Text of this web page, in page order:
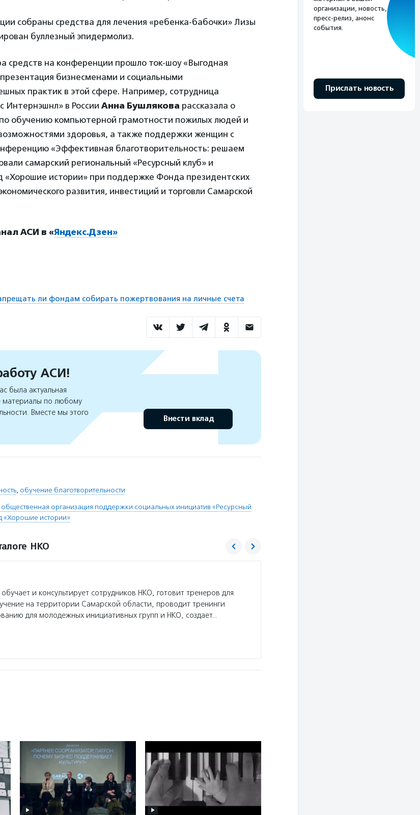
собраны средства для лечения «ребенка-бабочки» Лизы
буллезный эпидермолиз.
средств на конференции прошло ток-шоу «Выгодная
бизнесменами и социальными
практик в этой сфере. Например, сотрудница
в России Анна Бушлякова рассказала о
обучению компьютерной грамотности пожилых людей и
здоровья, а также поддержки женщин с
«Эффективная благотворительность: решаем
самарский региональный «Ресурсный клуб» и
«Хорошие истории» при поддержке Фонда президентских
развития, инвестиций и торговли Самарской
АСИ в «Яндекс.Дзен»
ли фондам собирать пожертвования на личные счета
АСИ!
была актуальная
по любому
Вместе мы этого
Внести вклад
, обучение благотворительности
организация поддержки социальных инициатив «Ресурсный
«Хорошие истории»
НКО
и консультирует сотрудников НКО, готовит тренеров для
на территории Самарской области, проводит тренинги
для молодежных инициативных групп и НКО, создает…
организации, новость,
пресс-релиз, анонс
события.
Прислать новость